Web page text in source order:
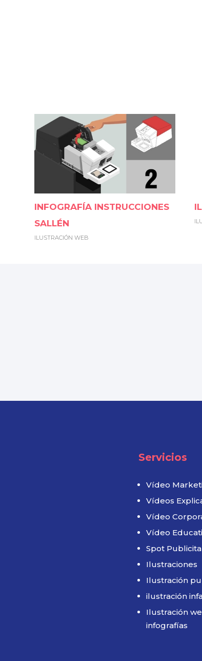
INFOGRAFÍA INSTRUCCIONES
SALLÉN
ILUSTRACIÓN WEB
Servicios
Vídeo
Vídeos
Vídeo
Vídeo
Spot
Ilustraciones
Ilustración
ilustración
Ilustración
infografías